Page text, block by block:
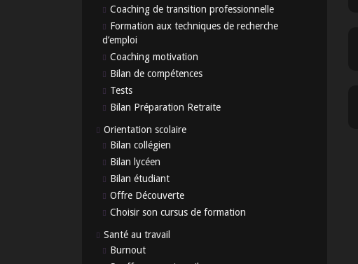
Coaching de transition professionnelle
Formation aux techniques de recherche
d’emploi
Coaching motivation
Bilan de compétences
Tests
Bilan Préparation Retraite
Orientation scolaire
Bilan collégien
Bilan lycéen
Bilan étudiant
Offre Découverte
Choisir son cursus de formation
Santé au travail
Burnout